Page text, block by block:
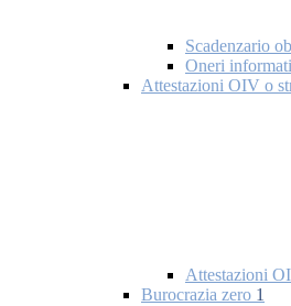
Scadenzario
Oneri
Attestazioni OIV o
Attestazioni
Burocrazia zero 1